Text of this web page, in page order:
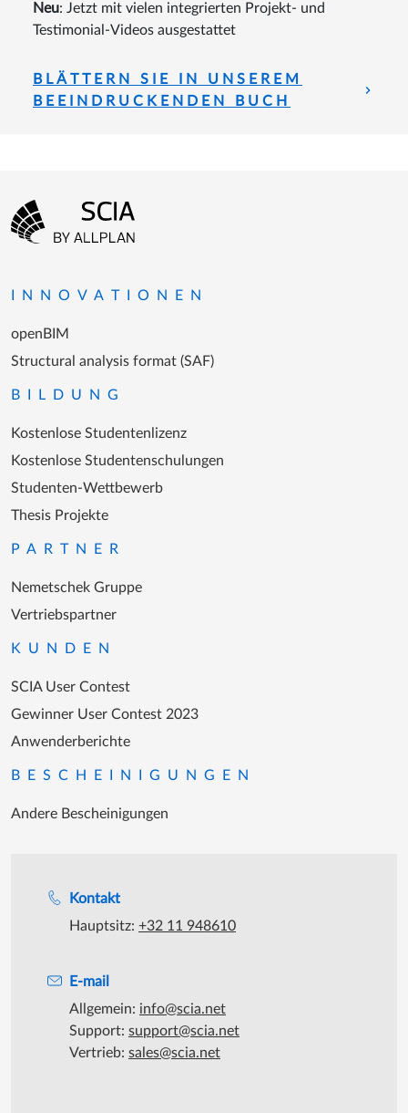
Neu: Jetzt mit vielen integrierten Projekt- und
Testimonial-Videos ausgestattet
BLÄTTERN SIE IN UNSEREM
BEEINDRUCKENDEN BUCH
Kontakt
Hauptsitz: +32 11 948610
E-mail
Allgemein: info@scia.net
Support: support@scia.net
Vertrieb: sales@scia.net
Fußzeilenmenü
INNOVATIONEN
openBIM
Structural analysis format (SAF)
BILDUNG
Kostenlose Studentenlizenz
Kostenlose Studentenschulungen
Studenten-Wettbewerb
Thesis Projekte
PARTNER
Nemetschek Gruppe
Vertriebspartner
KUNDEN
SCIA User Contest
Gewinner User Contest 2023
Anwenderberichte
BESCHEINIGUNGEN
Andere Bescheinigungen